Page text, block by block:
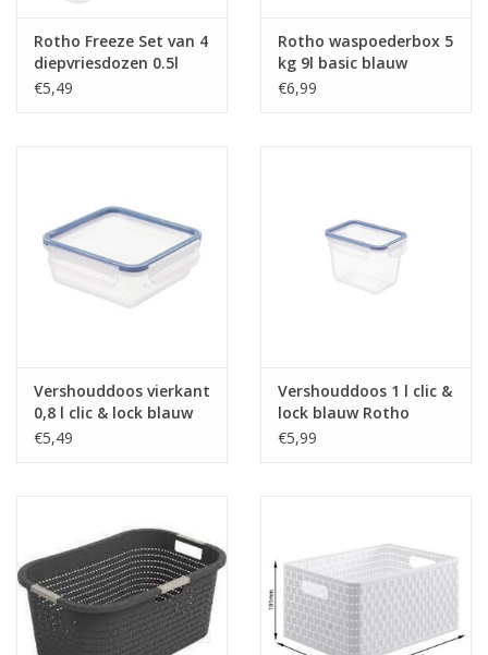
Mepal
Cadeaubonnen
Toon alle producten
Rotho Freeze Set van 4
diepvriesdozen 0.5l
met deksel
€5,49
Rotho waspoederbox 5
kg 9l basic blauw
€6,99
Vershouddoos vierkant
0,8 l clic & lock blauw
€5,49
Vershouddoos 1 l clic &
lock blauw Rotho
€5,99